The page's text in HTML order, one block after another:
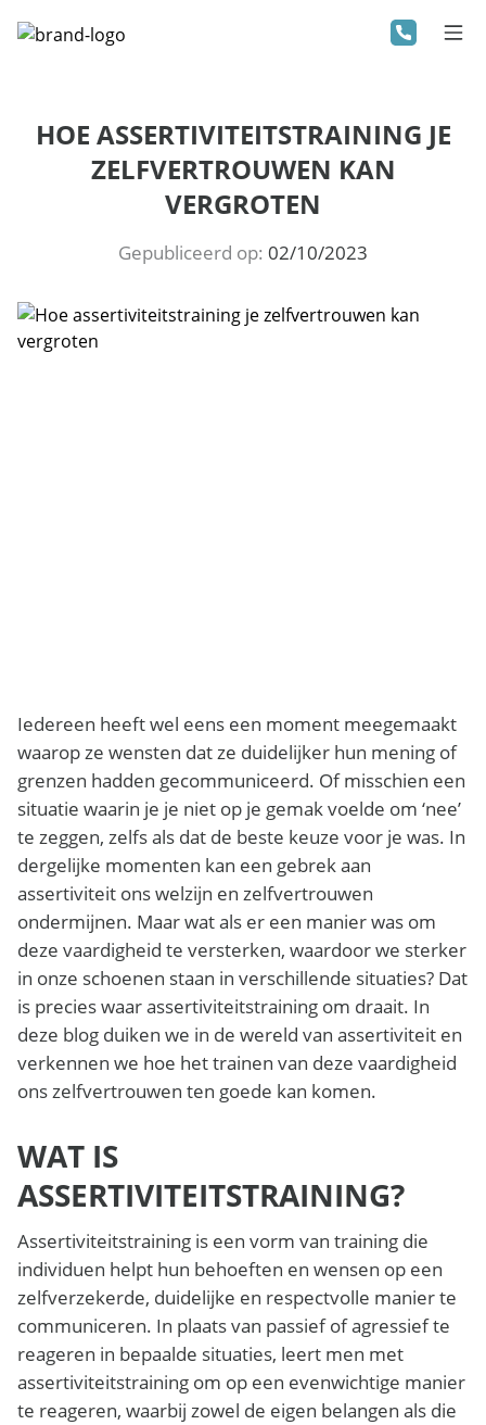
HOE ASSERTIVITEITSTRAINING JE
ZELFVERTROUWEN KAN
VERGROTEN
Gepubliceerd op: 02/10/2023
Iedereen heeft wel eens een moment meegemaakt
waarop ze wensten dat ze duidelijker hun mening of
grenzen hadden gecommuniceerd. Of misschien een
situatie waarin je je niet op je gemak voelde om ‘nee’
te zeggen, zelfs als dat de beste keuze voor je was. In
dergelijke momenten kan een gebrek aan
assertiviteit ons welzijn en zelfvertrouwen
ondermijnen. Maar wat als er een manier was om
deze vaardigheid te versterken, waardoor we sterker
in onze schoenen staan in verschillende situaties? Dat
is precies waar assertiviteitstraining om draait. In
deze blog duiken we in de wereld van assertiviteit en
verkennen we hoe het trainen van deze vaardigheid
ons zelfvertrouwen ten goede kan komen.
WAT IS
ASSERTIVITEITSTRAINING?
Assertiviteitstraining is een vorm van training die
individuen helpt hun behoeften en wensen op een
zelfverzekerde, duidelijke en respectvolle manier te
communiceren. In plaats van passief of agressief te
reageren in bepaalde situaties, leert men met
assertiviteitstraining om op een evenwichtige manier
te reageren, waarbij zowel de eigen belangen als die